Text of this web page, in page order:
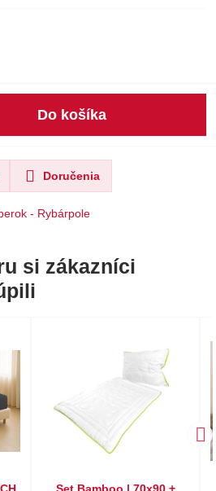
Do košíka
Doručenia
- Rybárpole
si zákazníci
Set Bamboo | 70x90 +